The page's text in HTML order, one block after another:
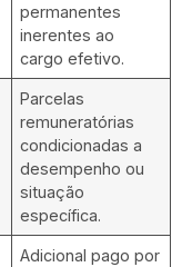
permanentes
inerentes ao
cargo efetivo.
Parcelas
remuneratórias
condicionadas a
desempenho ou
situação
específica.
Adicional pago por